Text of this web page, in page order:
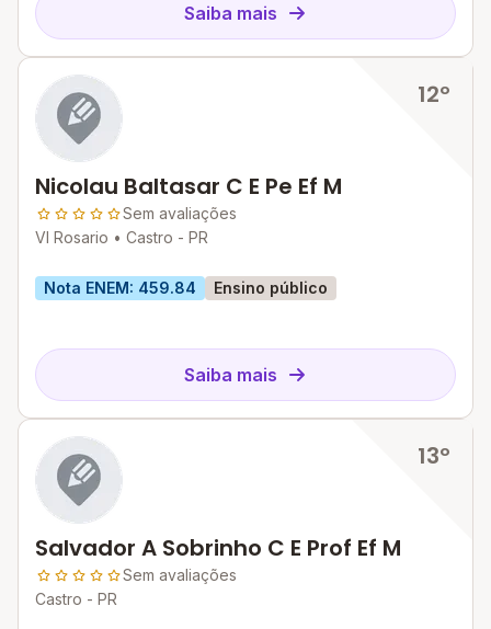
Saiba mais
12º
Nicolau Baltasar C E Pe Ef M
Sem avaliações
Vl Rosario • Castro - PR
Nota ENEM: 459.84 Ensino público
Saiba mais
13º
Salvador A Sobrinho C E Prof Ef M
Sem avaliações
Castro - PR